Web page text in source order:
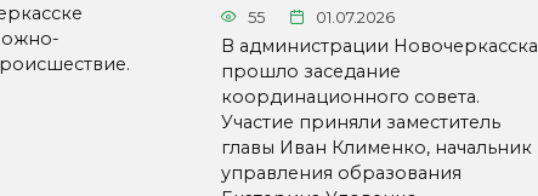
55 01.07.2026
В администрации Новочеркасска
прошло заседание
координационного совета.
Участие приняли заместитель
главы Иван Клименко, начальник
управления образования